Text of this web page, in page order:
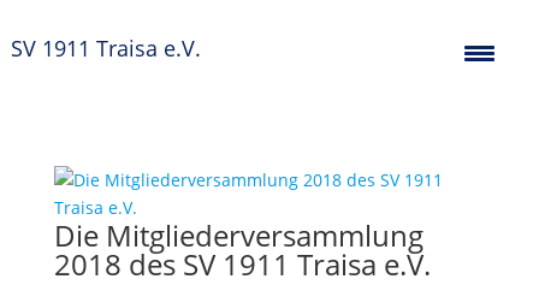
SV 1911 Traisa e.V.
Die Mitgliederversammlung
2018 des SV 1911 Traisa e.V.